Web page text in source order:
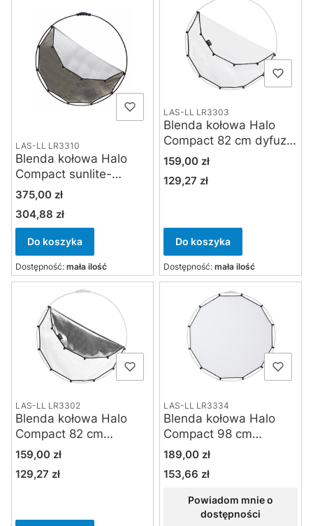
LAS-LL LR3310
Blenda kołowa Halo
Compact sunlite-
softsilver składana 82
Cena
375,00 zł
Cena
304,88 zł
Do koszyka
Dostępność: mała ilość
LAS-LL LR3303
Blenda kołowa Halo
Compact 82 cm dyfuzor
2 f-stop tylko tkanina z
klipsami
Cena
159,00 zł
Cena
129,27 zł
Do koszyka
Dostępność: mała ilość
LAS-LL LR3302
Blenda kołowa Halo
Compact 82 cm
srebrno-biała tylko
tkanina z klipsami
Cena
159,00 zł
Cena
129,27 zł
LAS-LL LR3334
Blenda kołowa Halo
Compact 98 cm
dyfuzor 2 f-stop tylko
tkanina z klipsami
Cena
189,00 zł
Cena
153,66 zł
Powiadom mnie o
dostępności